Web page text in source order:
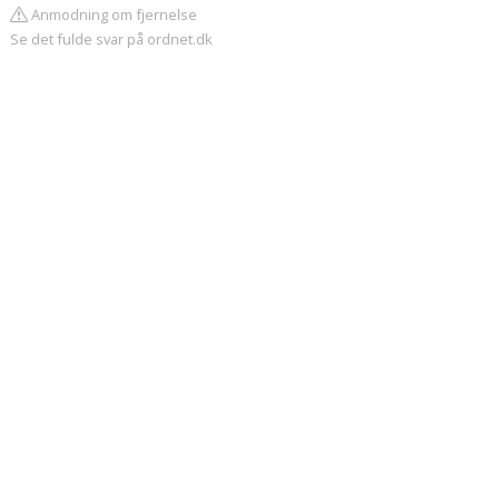
Anmodning om fjernelse
Se det fulde svar på ordnet.dk